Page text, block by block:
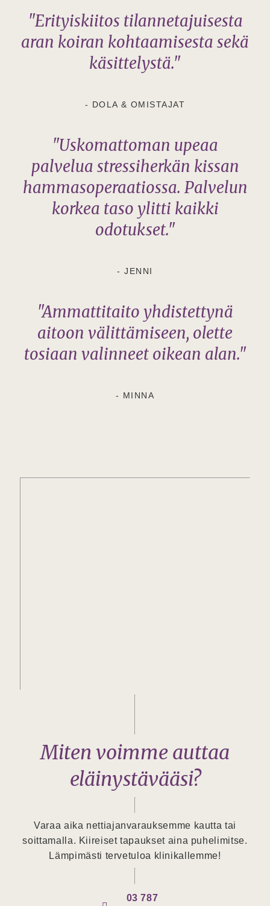
"Erityiskiitos tilannetajuisesta
aran koiran kohtaamisesta sekä
käsittelystä."
- DOLA & OMISTAJAT
"Uskomattoman upeaa
palvelua stressiherkän kissan
hammasoperaatiossa. Palvelun
korkea taso ylitti kaikki
odotukset."
- JENNI
"Ammattitaito yhdistettynä
aitoon välittämiseen, olette
tosiaan valinneet oikean alan."
- MINNA
Miten voimme auttaa
eläinystävääsi?
Varaa aika nettiajanvarauksemme kautta tai
soittamalla. Kiireiset tapaukset aina puhelimitse.
Lämpimästi tervetuloa klinikallemme!
03 787